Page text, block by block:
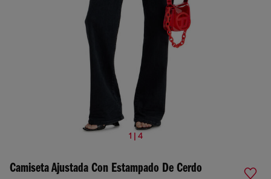
1 | 4
Camiseta Ajustada Con Estampado De Cerdo